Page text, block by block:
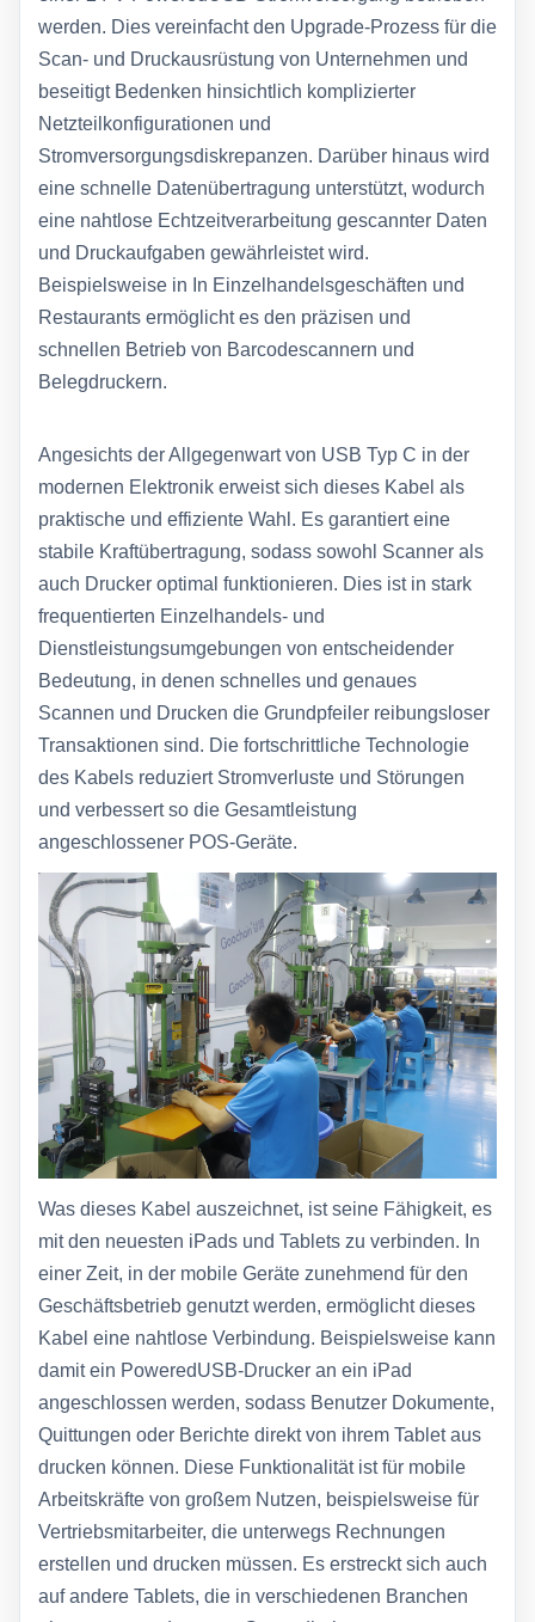
werden. Dies vereinfacht den Upgrade-Prozess für die
Scan- und Druckausrüstung von Unternehmen und
beseitigt Bedenken hinsichtlich komplizierter
Netzteilkonfigurationen und
Stromversorgungsdiskrepanzen. Darüber hinaus wird
eine schnelle Datenübertragung unterstützt, wodurch
eine nahtlose Echtzeitverarbeitung gescannter Daten
und Druckaufgaben gewährleistet wird.
Beispielsweise in In Einzelhandelsgeschäften und
Restaurants ermöglicht es den präzisen und
schnellen Betrieb von Barcodescannern und
Belegdruckern.
Angesichts der Allgegenwart von USB Typ C in der
modernen Elektronik erweist sich dieses Kabel als
praktische und effiziente Wahl. Es garantiert eine
stabile Kraftübertragung, sodass sowohl Scanner als
auch Drucker optimal funktionieren. Dies ist in stark
frequentierten Einzelhandels- und
Dienstleistungsumgebungen von entscheidender
Bedeutung, in denen schnelles und genaues
Scannen und Drucken die Grundpfeiler reibungsloser
Transaktionen sind. Die fortschrittliche Technologie
des Kabels reduziert Stromverluste und Störungen
und verbessert so die Gesamtleistung
angeschlossener POS-Geräte.
Was dieses Kabel auszeichnet, ist seine Fähigkeit, es
mit den neuesten iPads und Tablets zu verbinden. In
einer Zeit, in der mobile Geräte zunehmend für den
Geschäftsbetrieb genutzt werden, ermöglicht dieses
Kabel eine nahtlose Verbindung. Beispielsweise kann
damit ein PoweredUSB-Drucker an ein iPad
angeschlossen werden, sodass Benutzer Dokumente,
Quittungen oder Berichte direkt von ihrem Tablet aus
drucken können. Diese Funktionalität ist für mobile
Arbeitskräfte von großem Nutzen, beispielsweise für
Vertriebsmitarbeiter, die unterwegs Rechnungen
erstellen und drucken müssen. Es erstreckt sich auch
auf andere Tablets, die in verschiedenen Branchen